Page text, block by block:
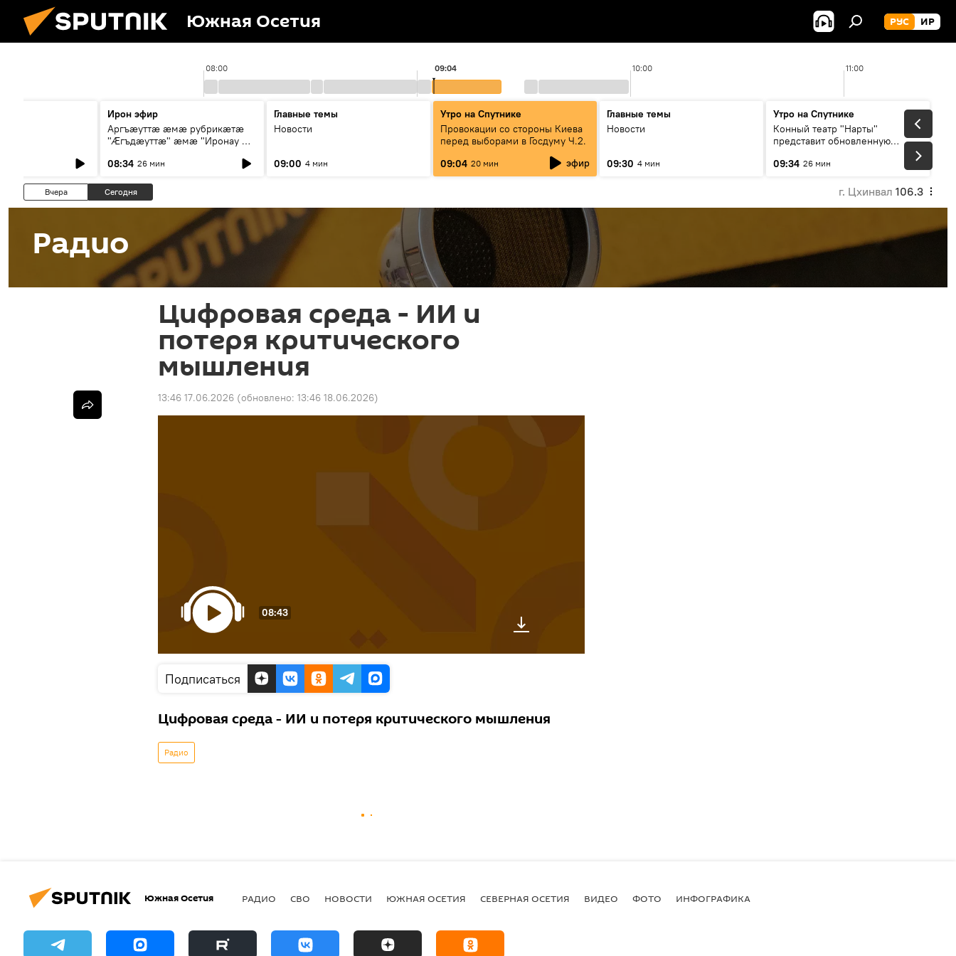
Южная Осетия РУС ИР
08:00 10:00 11:00
09:04
Ирон эфир
Аргъæуттæ æмæ рубрикæтæ
"Æгъдæуттæ" æмæ "Иронау æй
08:34 26 мин
Главные темы
Новости
09:00 4 мин
Утро на Спутнике
Провокации со стороны Киева
перед выборами в Госдуму Ч.2.
09:04 20 мин эфир
Главные темы
Новости
09:30 4 мин
Утро на Спутнике
Конный театр "Нарты"
представит обновленную
"Легенды возвращаются"
09:34 26 мин
Вчера Сегодня г. Цхинвал 106.3
Радио
Цифровая среда - ИИ и
потеря критического
мышления
13:46 17.06.2026 (обновлено: 13:46 18.06.2026)
08:43
Подписаться
Цифровая среда - ИИ и потеря критического мышления
Радио
Южная Осетия РАДИО СВО НОВОСТИ ЮЖНАЯ ОСЕТИЯ СЕВЕРНАЯ ОСЕТИЯ ВИДЕО ФОТО ИНФОГРАФИКА